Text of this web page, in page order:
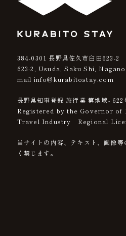
384-0301 長野県佐久市臼田623-2
623-2, Usuda, Saku Shi, Nagano,
mail info@kurabitostay.com
長野県知事登録 旅行業 第地域- 622
Registered by the Governor
Travel Industry Regional
当サイトの内容、テキスト、画像
く禁じます。